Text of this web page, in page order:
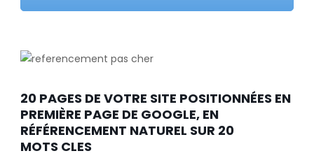
20 PAGES DE VOTRE SITE POSITIONNÉES EN
PREMIÈRE PAGE DE GOOGLE, EN
RÉFÉRENCEMENT NATUREL SUR 20
MOTS CLES